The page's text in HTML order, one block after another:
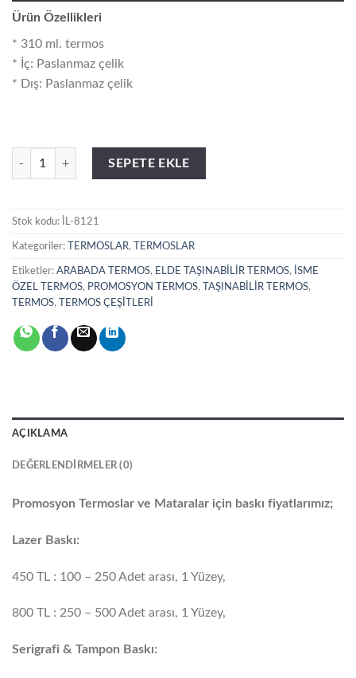
Ürün Özellikleri
* 310 ml. termos
* İç: Paslanmaz çelik
* Dış: Paslanmaz çelik
İL-8121 Termos (310 ml) adet
SEPETE EKLE
Stok kodu: İL-8121
Kategoriler: TERMOSLAR, TERMOSLAR
Etiketler: ARABADA TERMOS, ELDE TAŞINABİLİR TERMOS,
İSME
ÖZEL TERMOS, PROMOSYON TERMOS, TAŞINABİLİR TERMOS,
TERMOS, TERMOS ÇEŞİTLERİ
AÇIKLAMA
DEĞERLENDIRMELER (0)
Promosyon Termoslar ve Mataralar için baskı fiyatlarımız;
Lazer Baskı:
450 TL : 100 – 250 Adet arası, 1 Yüzey,
800 TL : 250 – 500 Adet arası, 1 Yüzey,
Serigrafi & Tampon Baskı: